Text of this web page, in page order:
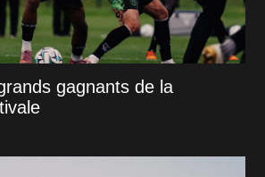
gagnants de la